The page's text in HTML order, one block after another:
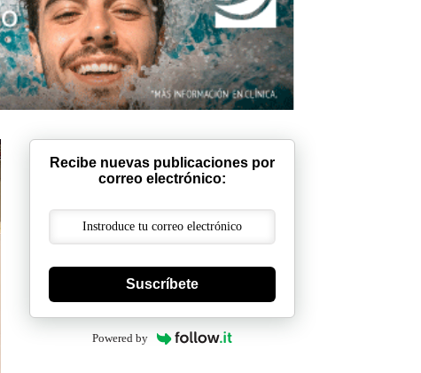
Recibe nuevas publicaciones por
correo electrónico:
Suscríbete
Powered by